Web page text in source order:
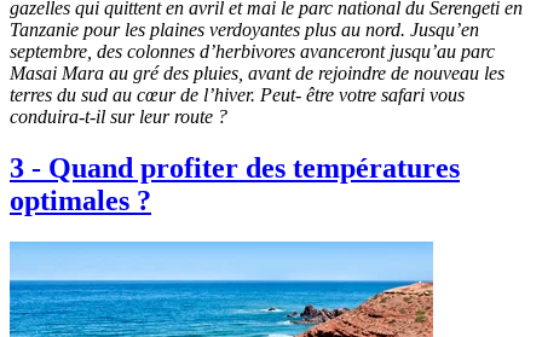
gazelles qui quittent en avril et mai le parc national du Serengeti en
Tanzanie pour les plaines verdoyantes plus au nord. Jusqu’en
septembre, des colonnes d’herbivores avanceront jusqu’au parc
Masai Mara au gré des pluies, avant de rejoindre de nouveau les
terres du sud au cœur de l’hiver. Peut- être votre safari vous
conduira-t-il sur leur route ?
3 - Quand profiter des températures
optimales ?